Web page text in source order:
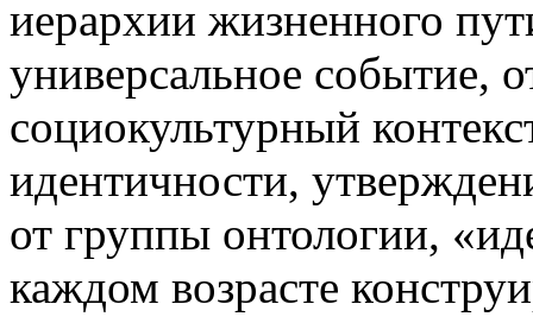
иерархии жизненного
универсальное событие,
социокультурный
идентичности,
от группы онтологии,
каждом возрасте